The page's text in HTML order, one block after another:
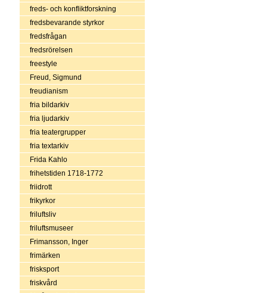
freds- och konfliktforskning
fredsbevarande styrkor
fredsfrågan
fredsrörelsen
freestyle
Freud, Sigmund
freudianism
fria bildarkiv
fria ljudarkiv
fria teatergrupper
fria textarkiv
Frida Kahlo
frihetstiden 1718-1772
friidrott
frikyrkor
friluftsliv
friluftsmuseer
Frimansson, Inger
frimärken
frisksport
friskvård